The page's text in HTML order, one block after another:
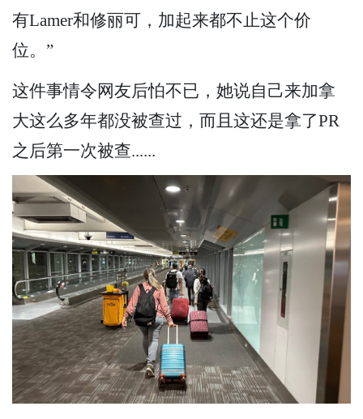
有Lamer和修丽可，加起来都不止这个价
位。”
这件事情令网友后怕不已，她说自己来加拿
大这么多年都没被查过，而且这还是拿了PR
之后第一次被查......